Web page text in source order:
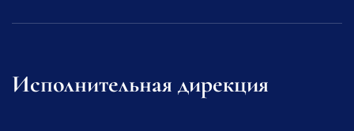
Исполнительная дирекция